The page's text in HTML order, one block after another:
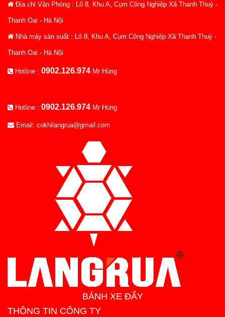
Địa chỉ Văn Phòng : Lô 8, Khu A, Cụm Công Nghiệp Xã Thanh Thuỳ -
Thanh Oai - Hà Nội
Nhà máy sản xuất : Lô 8, Khu A, Cụm Công Nghiệp Xã Thanh Thuỳ -
Thanh Oai - Hà Nội
Hotline : 0902.126.974 Mr Hùng
Hotline : 0902.126.974 Mr Hùng
Email: cokhilangrua@gmail.com
BÁNH XE ĐẨY
THÔNG TIN CÔNG TY